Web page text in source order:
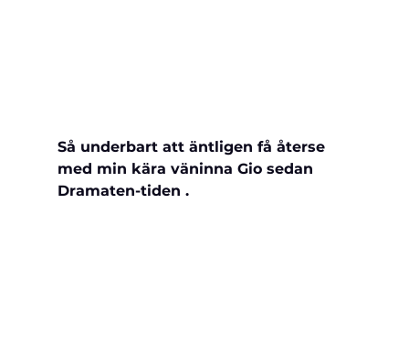
Så underbart att äntligen få återse
med min kära väninna Gio sedan
Dramaten-tiden .